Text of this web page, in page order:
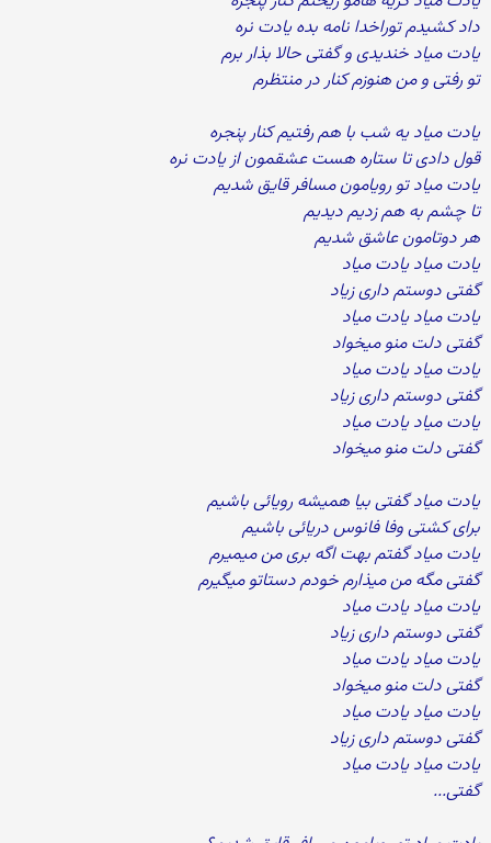
داد کشیدم توراخدا نامه بده یادت نره
یادت میاد خندیدی و گفتی حالا بذار برم
تو رفتی و من هنوزم کنار در منتظرم
یادت میاد یه شب با هم رفتیم کنار پنجره
قول دادی تا ستاره هست عشقمون از یادت نره
یادت میاد تو رویامون مسافر قایق شدیم
تا چشم به هم زدیم دیدیم
هر دوتامون عاشق شدیم
یادت میاد یادت میاد
گفتی دوستم داری زیاد
یادت میاد یادت میاد
گفتی دلت منو میخواد
یادت میاد یادت میاد
گفتی دوستم داری زیاد
یادت میاد یادت میاد
گفتی دلت منو میخواد
یادت میاد گفتی بیا همیشه رویائی باشیم
برای کشتی وفا فانوس دریائی باشیم
یادت میاد گفتم بهت اگه بری من میمیرم
گفتی مگه من میذارم خودم دستاتو میگیرم
یادت میاد یادت میاد
گفتی دوستم داری زیاد
یادت میاد یادت میاد
گفتی دلت منو میخواد
یادت میاد یادت میاد
گفتی دوستم داری زیاد
یادت میاد یادت میاد
گفتی...